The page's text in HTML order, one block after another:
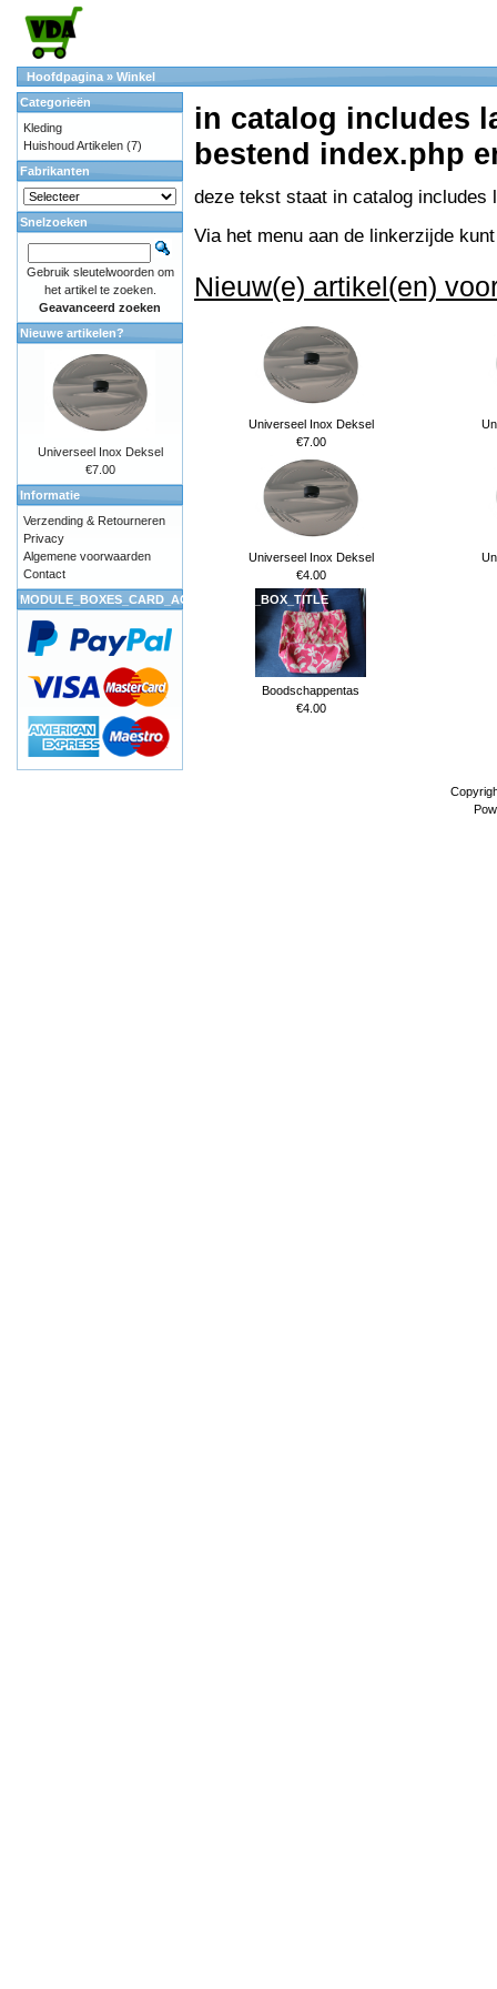
Hoofdpagina » Winkel
in catalog includes
bestend index.php
deze tekst staat in catalog includes
Via het menu aan de linkerzijde
Nieuw(e) artikel(en)
Universeel Inox Deksel
€7.00
Universeel Inox Deksel
€4.00
Boodschappentas
€4.00
Categorieën
Kleding
Huishoud Artikelen (7)
Fabrikanten
Snelzoeken
Gebruik sleutelwoorden om
het artikel te zoeken.
Geavanceerd zoeken
Nieuwe artikelen?
Universeel Inox Deksel
€7.00
Informatie
Verzending & Retourneren
Privacy
Algemene voorwaarden
Contact
MODULE_BOXES_CARD_ACCEPTANCE_BOX_TITLE